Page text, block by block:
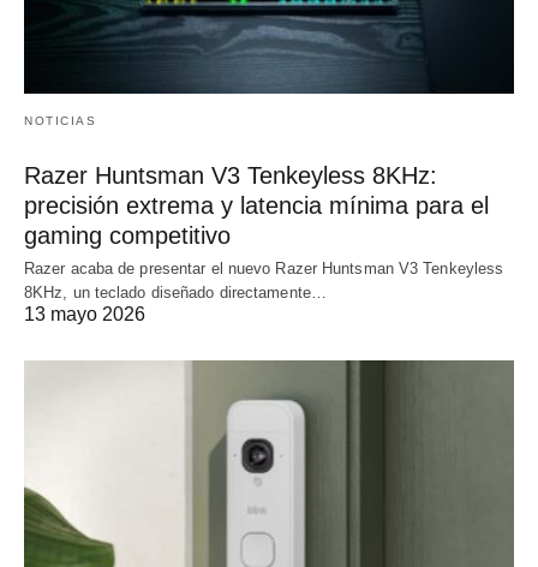
NOTICIAS
Razer Huntsman V3 Tenkeyless 8KHz:
precisión extrema y latencia mínima para el
gaming competitivo
Razer acaba de presentar el nuevo Razer Huntsman V3 Tenkeyless
8KHz, un teclado diseñado directamente…
13 mayo 2026